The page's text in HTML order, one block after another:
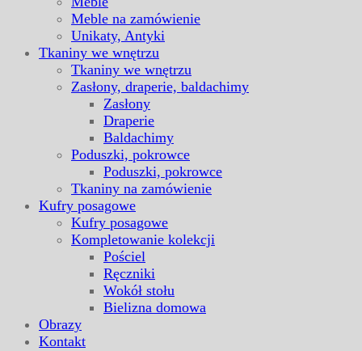
Meble na zamówienie
Unikaty, Antyki
Tkaniny we wnętrzu
Tkaniny we wnętrzu
Zasłony, draperie, baldachimy
Zasłony
Draperie
Baldachimy
Poduszki, pokrowce
Poduszki, pokrowce
Tkaniny na zamówienie
Kufry posagowe
Kufry posagowe
Kompletowanie kolekcji
Pościel
Ręczniki
Wokół stołu
Bielizna domowa
Obrazy
Kontakt